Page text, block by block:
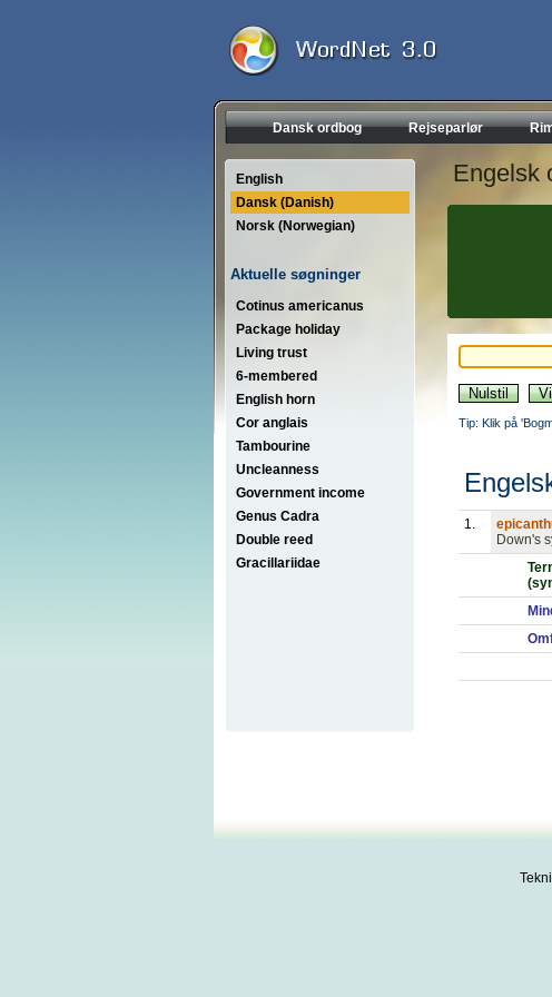
Dansk ordbog Rejseparlør
English
Dansk (Danish)
Norsk (Norwegian)
Aktuelle søgninger
Cotinus americanus
Package holiday
Living trust
6-membered
English horn
Cor anglais
Tambourine
Uncleanness
Government income
Genus Cadra
Double reed
Gracillariidae
Engelsk
Tip: Klik på
1.
Down's